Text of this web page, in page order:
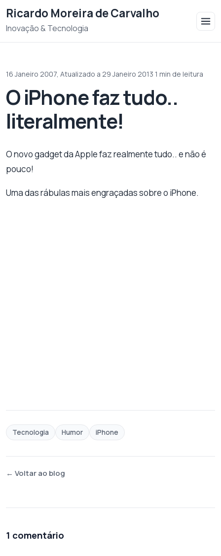
Ricardo Moreira de Carvalho
Inovação & Tecnologia
16 Janeiro 2007, Atualizado a 29 Janeiro 2013 1 min de leitura
O iPhone faz tudo..
literalmente!
O novo gadget da Apple faz realmente tudo.. e não é
pouco!
Uma das rábulas mais engraçadas sobre o iPhone.
Tecnologia Humor iPhone
← Voltar ao blog
1 comentário